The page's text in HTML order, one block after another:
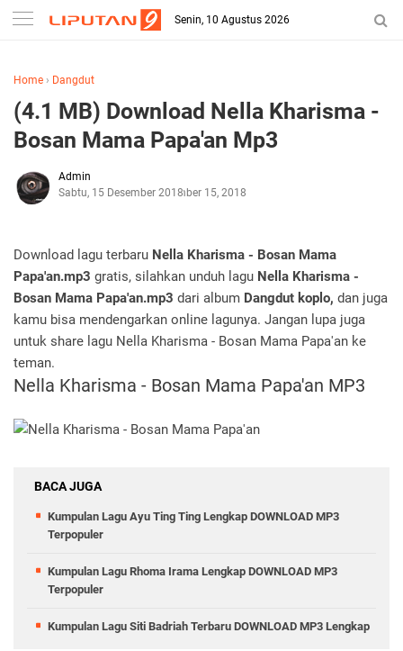
Senin, 10 Agustus 2026
Home › Dangdut
(4.1 MB) Download Nella Kharisma -
Bosan Mama Papa'an Mp3
Admin
Sabtu, 15 Desember 2018Desember 15, 2018
Download lagu terbaru Nella Kharisma - Bosan Mama
Papa'an.mp3 gratis, silahkan unduh lagu Nella Kharisma -
Bosan Mama Papa'an.mp3 dari album Dangdut koplo, dan juga
kamu bisa mendengarkan online lagunya. Jangan lupa juga
untuk share lagu Nella Kharisma - Bosan Mama Papa'an ke
teman.
Nella Kharisma - Bosan Mama Papa'an MP3
BACA JUGA
Kumpulan Lagu Ayu Ting Ting Lengkap DOWNLOAD MP3
Terpopuler
Kumpulan Lagu Rhoma Irama Lengkap DOWNLOAD MP3
Terpopuler
Kumpulan Lagu Siti Badriah Terbaru DOWNLOAD MP3 Lengkap